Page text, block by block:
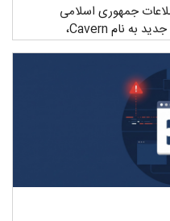
جمهوری اسلامی
(MOIS) با استفاده از یک فریم‌ورک جدید به نام Cavern،